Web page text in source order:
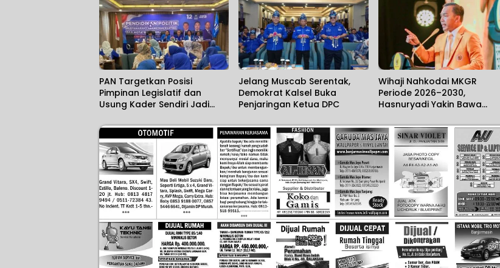
PAN Targetkan Posisi
Pimpinan Legislatif dan
Usung Kader Sendiri Jadi
Jelang Muscab Serentak,
Demokrat Kalsel Buka
Penjaringan Ketua DPC
Wihaji Nahkodai MKGR
Periode 2026–2030,
Hasnuryadi Yakin Bawa